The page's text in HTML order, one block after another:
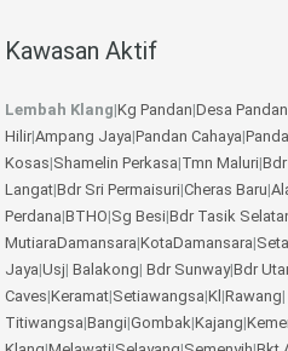
Kawasan Aktif
Lembah Klang|Kg Pandan|Desa Pandan
Hilir|Ampang Jaya|Pandan Cahaya|
Kosas|Shamelin Perkasa|Tmn Maluri|
Langat|Bdr Sri Permaisuri|Cheras Baru|
Perdana|BTHO|Sg Besi|Bdr Tasik
MutiaraDamansara|KotaDamansara|
Jaya|Usj| Balakong| Bdr Sunway|Bdr
Caves|Keramat|Setiawangsa|Kl |Rawang|
Titiwangsa|Bangi|Gombak|Kajang|